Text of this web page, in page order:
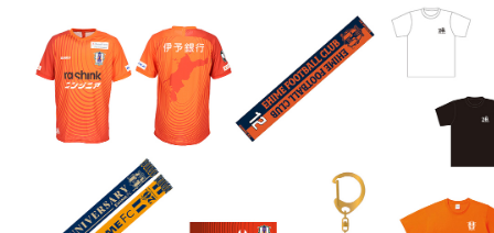
トップチーム アカデミー
スポンサー